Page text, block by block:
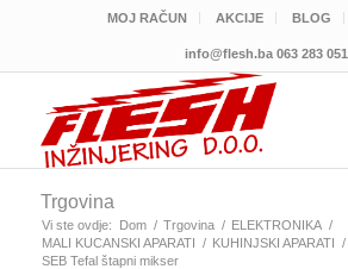
MOJ RAČUN AKCIJE BLOG
info@flesh.ba 063 283 051
Trgovina
Vi ste ovdje: Dom / Trgovina / ELEKTRONIKA /
MALI KUCANSKI APARATI / KUHINJSKI APARATI /
SEB Tefal štapni mikser